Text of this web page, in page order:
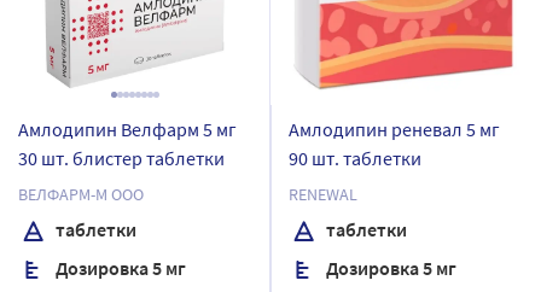
Амлодипин Велфарм 5 мг
30 шт. блистер таблетки
ВЕЛФАРМ-М ООО
таблетки
Дозировка 5 мг
Амлодипин реневал 5 мг
90 шт. таблетки
RENEWAL
таблетки
Дозировка 5 мг